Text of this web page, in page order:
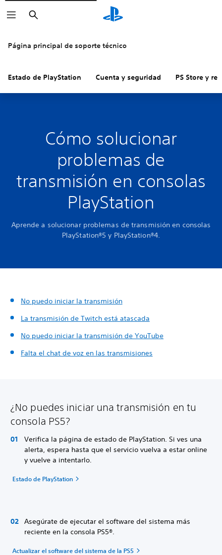
Buscar
Página principal de soporte técnico
Estado de PlayStation Cuenta y seguridad PS Store y
Cómo solucionar
problemas de
transmisión en consolas
PlayStation
Aprende a solucionar problemas de transmisión en consolas
PlayStation®5 y PlayStation®4.
No puedo iniciar la transmisión
La transmisión de Twitch está atascada
No puedo iniciar la transmisión de YouTube
Falta el chat de voz en las transmisiones
¿No puedes iniciar una transmisión en tu
consola PS5?
Verifica la página de estado de PlayStation. Si ves una
alerta, espera hasta que el servicio vuelva a estar online
y vuelve a intentarlo.
Estado de PlayStation
Asegúrate de ejecutar el software del sistema más
reciente en la consola PS5®.
Actualizar el software del sistema de la PS5